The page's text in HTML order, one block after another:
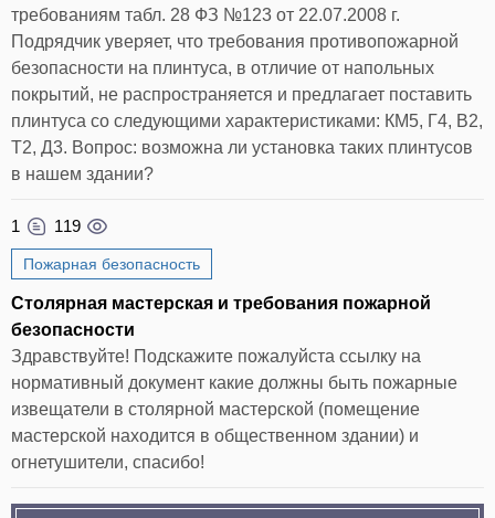
требованиям табл. 28 ФЗ №123 от 22.07.2008 г.
Подрядчик уверяет, что требования противопожарной
безопасности на плинтуса, в отличие от напольных
покрытий, не распространяется и предлагает поставить
плинтуса со следующими характеристиками: КМ5, Г4, В2,
Т2, Д3. Вопрос: возможна ли установка таких плинтусов
в нашем здании?
1 119
Пожарная безопасность
Столярная мастерская и требования пожарной
безопасности
Здравствуйте! Подскажите пожалуйста ссылку на
нормативный документ какие должны быть пожарные
извещатели в столярной мастерской (помещение
мастерской находится в общественном здании) и
огнетушители, спасибо!